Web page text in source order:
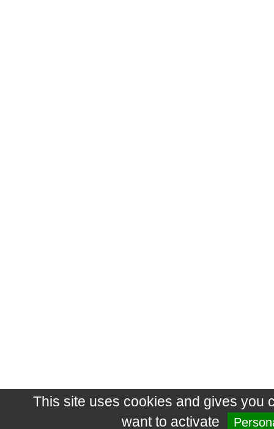
This site uses cookies and gives you
want to activate